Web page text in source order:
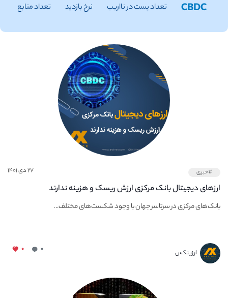
CBDC تعداد پست در نااریب نرخ بازدید تعداد منابع
#خبری ۲۷ دی ۱۴۰۱
ارزهای دیجیتال بانک مرکزی ارزش ریسک و هزینه ندارند
بانک‌های مرکزی در سرتاسر جهان با وجود شکست‌های مختلف...
ارزینکس ۰ ۰